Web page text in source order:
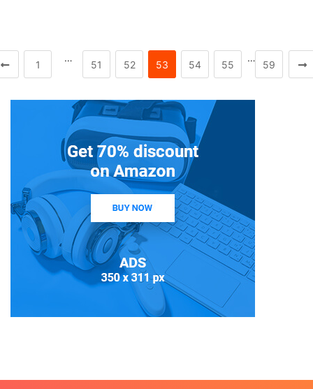
1
…
51 52 53 54 55
…
59